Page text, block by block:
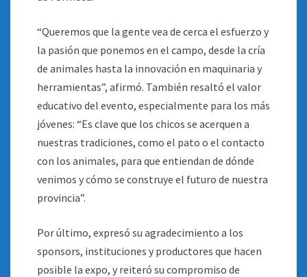
“Queremos que la gente vea de cerca el esfuerzo y
la pasión que ponemos en el campo, desde la cría
de animales hasta la innovación en maquinaria y
herramientas”, afirmó. También resaltó el valor
educativo del evento, especialmente para los más
jóvenes: “Es clave que los chicos se acerquen a
nuestras tradiciones, como el pato o el contacto
con los animales, para que entiendan de dónde
venimos y cómo se construye el futuro de nuestra
provincia”.
Por último, expresó su agradecimiento a los
sponsors, instituciones y productores que hacen
posible la expo, y reiteró su compromiso de